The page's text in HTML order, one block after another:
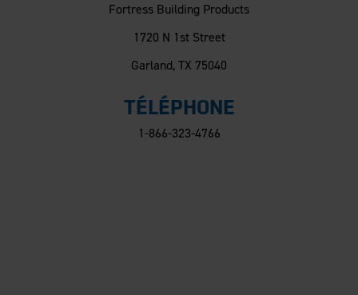
Fortress Building Products
1720 N 1st Street
Garland, TX 75040
TÉLÉPHONE
1-866-323-4766